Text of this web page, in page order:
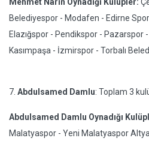
Belediyespor - Modafen - Edirne
Elazığspor - Pendikspor - Pazarspor
Kasımpaşa - İzmirspor - Torbalı
7. Abdulsamed Damlu: Toplam 3
Abdulsamed Damlu Oynadığı
Malatyaspor - Yeni Malatyaspor